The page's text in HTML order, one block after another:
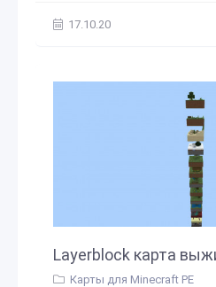
17.10.20
Layerblock карта
Карты для Minecraft PE